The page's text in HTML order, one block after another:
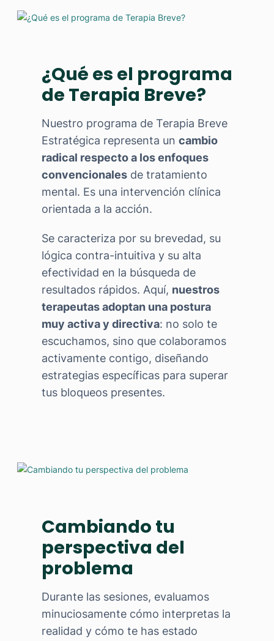
¿Qué es el programa
de Terapia Breve?
Nuestro programa de Terapia Breve
Estratégica representa un cambio
radical respecto a los enfoques
convencionales de tratamiento
mental. Es una intervención clínica
orientada a la acción.
Se caracteriza por su brevedad, su
lógica contra-intuitiva y su alta
efectividad en la búsqueda de
resultados rápidos. Aquí, nuestros
terapeutas adoptan una postura
muy activa y directiva: no solo te
escuchamos, sino que colaboramos
activamente contigo, diseñando
estrategias específicas para superar
tus bloqueos presentes.
Cambiando tu
perspectiva del
problema
Durante las sesiones, evaluamos
minuciosamente cómo interpretas la
realidad y cómo te has estado